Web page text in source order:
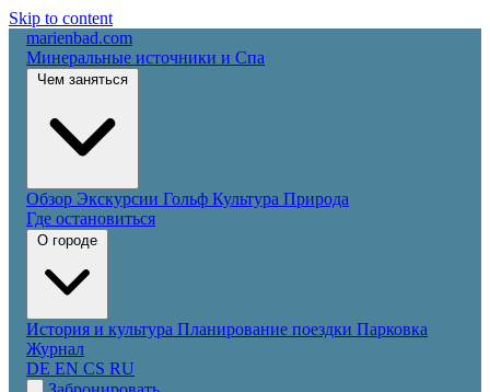
Skip to content
marienbad.com
Минеральные источники и Спа
Обзор Экскурсии Гольф Культура Природа
Где остановиться
История и культура Планирование поездки Парковка
Журнал
DE EN CS RU